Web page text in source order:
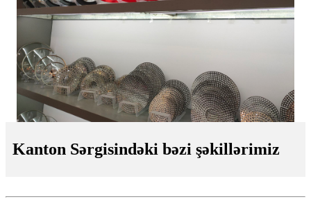
Kanton Sərgisindəki bəzi şəkillərimiz